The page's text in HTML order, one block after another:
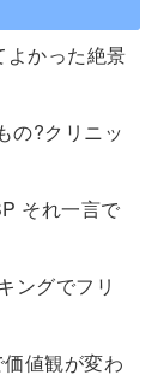
かった絶景
の?クリニッ
それ一言で
ングでフリ
値観が変わ